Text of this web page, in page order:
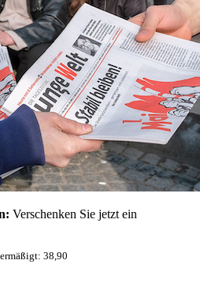
Verschenken Sie jetzt ein
38,90